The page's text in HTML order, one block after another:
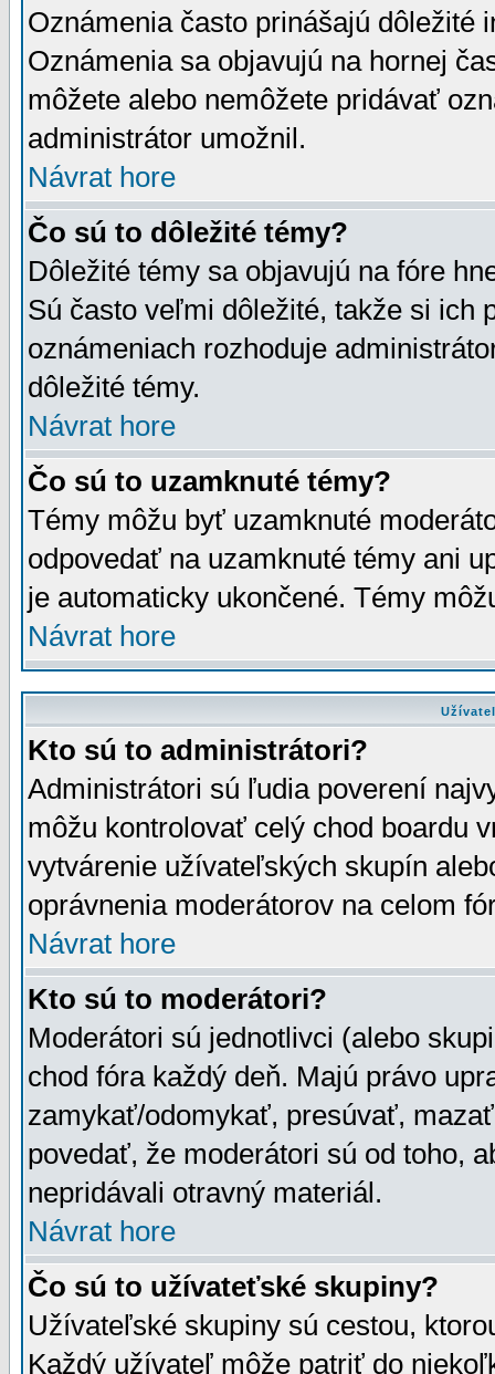
Oznámenia často prinášajú dôležité
Oznámenia sa objavujú na hornej
môžete alebo nemôžete pridávať
administrátor umožnil.
Návrat hore
Čo sú to dôležité témy?
Dôležité témy sa objavujú na fóre
Sú často veľmi dôležité, takže si ich
oznámeniach rozhoduje
dôležité témy.
Návrat hore
Čo sú to uzamknuté témy?
Témy môžu byť uzamknuté
odpovedať na uzamknuté témy ani
je automaticky ukončené. Témy
Návrat hore
Kto sú to administrátori?
Administrátori sú ľudia poverení
môžu kontrolovať celý chod boardu
vytvárenie užívateľských skupín
oprávnenia moderátorov na celom
Návrat hore
Kto sú to moderátori?
Moderátori sú jednotlivci (alebo
chod fóra každý deň. Majú právo
zamykať/odomykať, presúvať,
povedať, že moderátori sú od toho,
nepridávali otravný materiál.
Návrat hore
Čo sú to užívateťské skupiny?
Užívateľské skupiny sú cestou,
Každý užívateľ môže patriť do